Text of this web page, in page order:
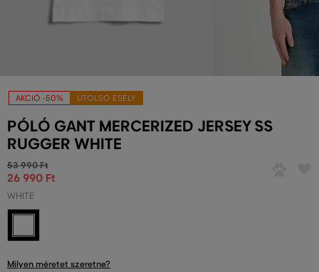
AKCIÓ -50% UTOLSÓ ESÉLY
PÓLÓ GANT MERCERIZED JERSEY SS
RUGGER WHITE
53 990 Ft
26 990 Ft
WHITE
Milyen méretet szeretne?